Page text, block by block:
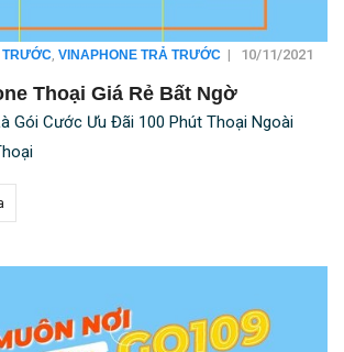
TRƯỚC VINAPHONE TRẢ TRƯỚC | 10/11/2021
Thoại Giá Rẻ Bất Ngờ
Gói Cước Ưu Đãi 100 Phút Thoại Ngoài